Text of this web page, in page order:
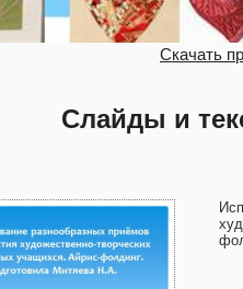
Скачать
Слайды и